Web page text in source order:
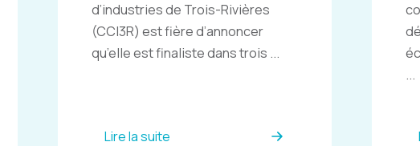
d’industries de Trois-Rivières
(CCI3R) est fière d’annoncer
qu’elle est finaliste dans trois ...
Lire la suite
...